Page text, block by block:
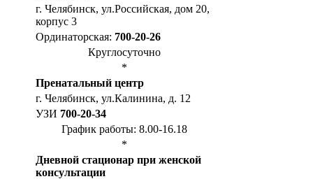
г. Челябинск, ул.Российская, дом 20,
корпус 3
Ординаторская: 700-20-26
Круглосуточно
*
Пренатальный центр
г. Челябинск, ул.Калинина, д. 12
УЗИ 700-20-34
График работы: 8.00-16.18
*
Дневной стационар при женской
консультации